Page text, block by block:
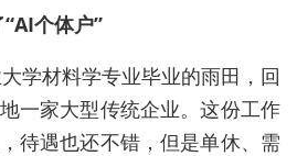
个体户”
学材料学专业毕业的雨田，回
一家大型传统企业。这份工作
待遇也还不错，但是单休、需